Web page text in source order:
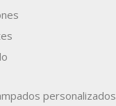
personalizados